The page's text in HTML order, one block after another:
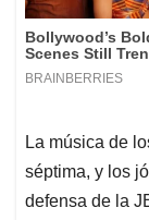
La música de
séptima, y los
defensa de la